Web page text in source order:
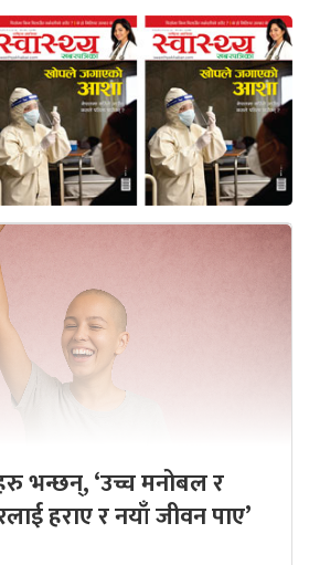
भन्छन्, ‘उच्च मनोबल र
हराए र नयाँ जीवन पाए’